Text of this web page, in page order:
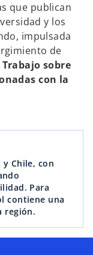
que publican
y los
impulsada
de
sobre
con la
y Chile, con
Para
contiene una
región.